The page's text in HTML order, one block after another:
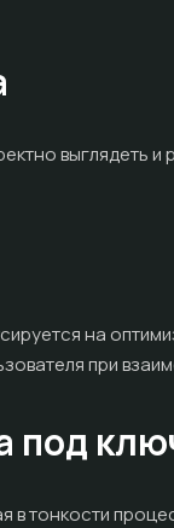
на
при
под
в тонкости